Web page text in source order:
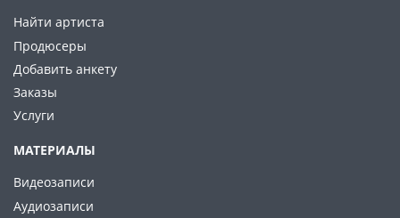
Найти артиста
Продюсеры
Добавить анкету
Заказы
Услуги
МАТЕРИАЛЫ
Видеозаписи
Аудиозаписи